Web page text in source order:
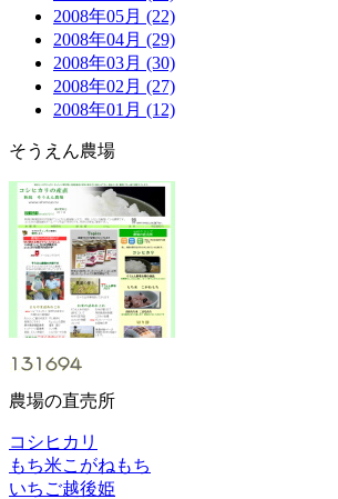
2008年05月 (22)
2008年04月 (29)
2008年03月 (30)
2008年02月 (27)
2008年01月 (12)
そうえん農場
農場の直売所
コシヒカリ
もち米こがねもち
いちご越後姫